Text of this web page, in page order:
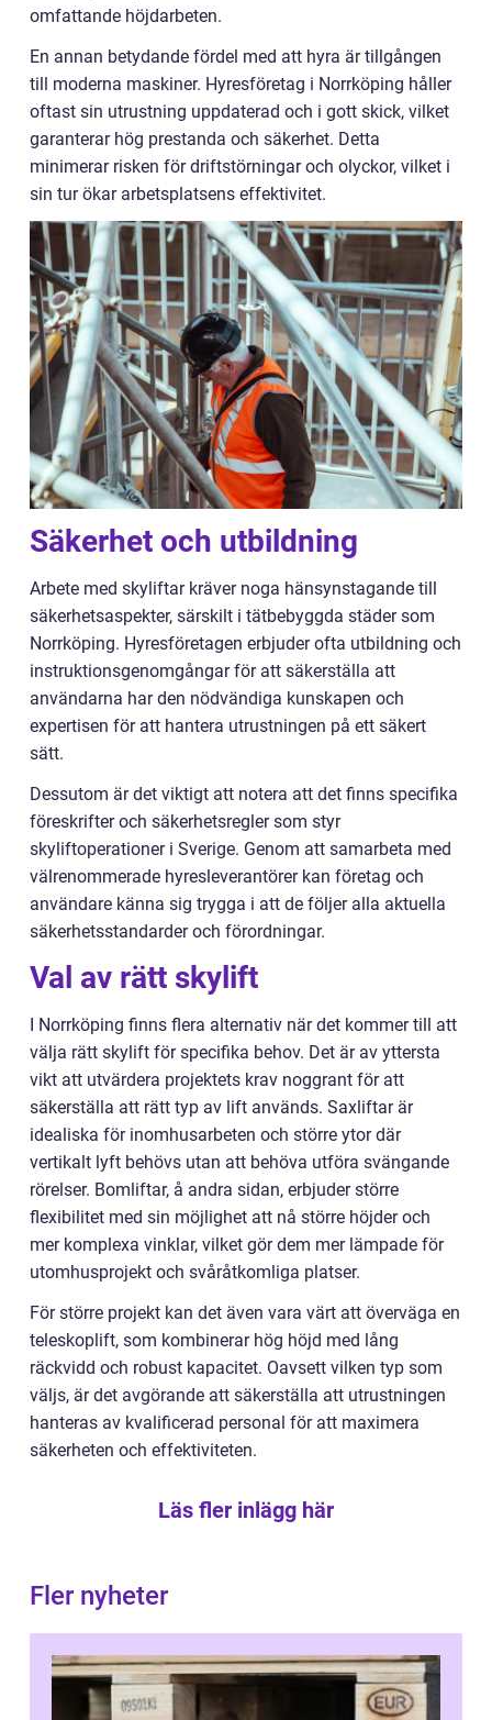
omfattande höjdarbeten.
En annan betydande fördel med att hyra är tillgången
till moderna maskiner. Hyresföretag i Norrköping håller
oftast sin utrustning uppdaterad och i gott skick, vilket
garanterar hög prestanda och säkerhet. Detta
minimerar risken för driftstörningar och olyckor, vilket i
sin tur ökar arbetsplatsens effektivitet.
Säkerhet och utbildning
Arbete med skyliftar kräver noga hänsynstagande till
säkerhetsaspekter, särskilt i tätbebyggda städer som
Norrköping. Hyresföretagen erbjuder ofta utbildning och
instruktionsgenomgångar för att säkerställa att
användarna har den nödvändiga kunskapen och
expertisen för att hantera utrustningen på ett säkert
sätt.
Dessutom är det viktigt att notera att det finns specifika
föreskrifter och säkerhetsregler som styr
skyliftoperationer i Sverige. Genom att samarbeta med
välrenommerade hyresleverantörer kan företag och
användare känna sig trygga i att de följer alla aktuella
säkerhetsstandarder och förordningar.
Val av rätt skylift
I Norrköping finns flera alternativ när det kommer till att
välja rätt skylift för specifika behov. Det är av yttersta
vikt att utvärdera projektets krav noggrant för att
säkerställa att rätt typ av lift används. Saxliftar är
idealiska för inomhusarbeten och större ytor där
vertikalt lyft behövs utan att behöva utföra svängande
rörelser. Bomliftar, å andra sidan, erbjuder större
flexibilitet med sin möjlighet att nå större höjder och
mer komplexa vinklar, vilket gör dem mer lämpade för
utomhusprojekt och svåråtkomliga platser.
För större projekt kan det även vara värt att överväga en
teleskoplift, som kombinerar hög höjd med lång
räckvidd och robust kapacitet. Oavsett vilken typ som
väljs, är det avgörande att säkerställa att utrustningen
hanteras av kvalificerad personal för att maximera
säkerheten och effektiviteten.
Läs fler inlägg här
Fler nyheter